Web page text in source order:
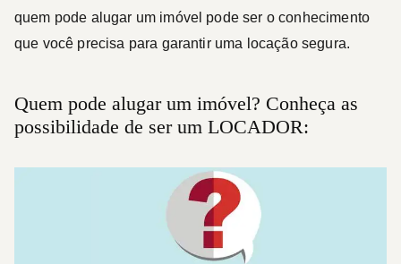
quem pode alugar um imóvel pode ser o conhecimento
que você precisa para garantir uma locação segura.
Quem pode alugar um imóvel? Conheça as
possibilidade de ser um LOCADOR: